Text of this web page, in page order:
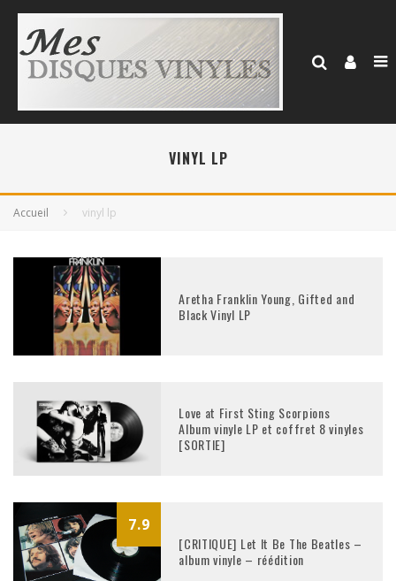
VINYL LP
Accueil vinyl lp
Aretha Franklin Young, Gifted and
Black Vinyl LP
Love at First Sting Scorpions
Album vinyle LP et coffret 8 vinyles
[SORTIE]
7.9
[CRITIQUE] Let It Be The Beatles –
album vinyle – réédition